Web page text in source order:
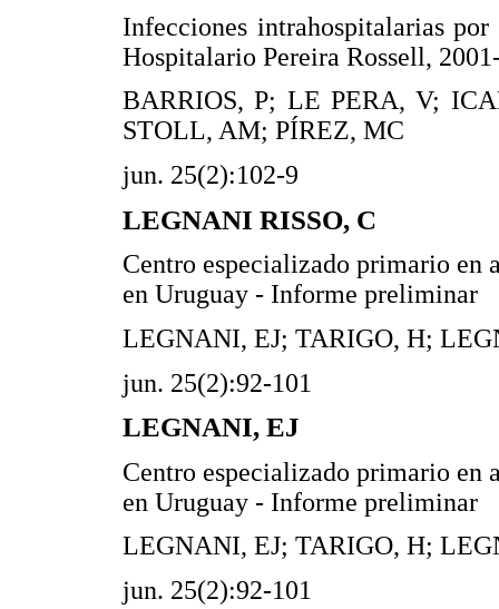
Infecciones intrahospitalarias
Hospitalario Pereira Rossell,
BARRIOS, P; LE PERA, V;
STOLL, AM; PÍREZ, MC
jun. 25(2):102-9
LEGNANI RISSO, C
Centro especializado primario en
en Uruguay - Informe preliminar
LEGNANI, EJ; TARIGO, H;
jun. 25(2):92-101
LEGNANI, EJ
Centro especializado primario en
en Uruguay - Informe preliminar
LEGNANI, EJ; TARIGO, H;
jun. 25(2):92-101